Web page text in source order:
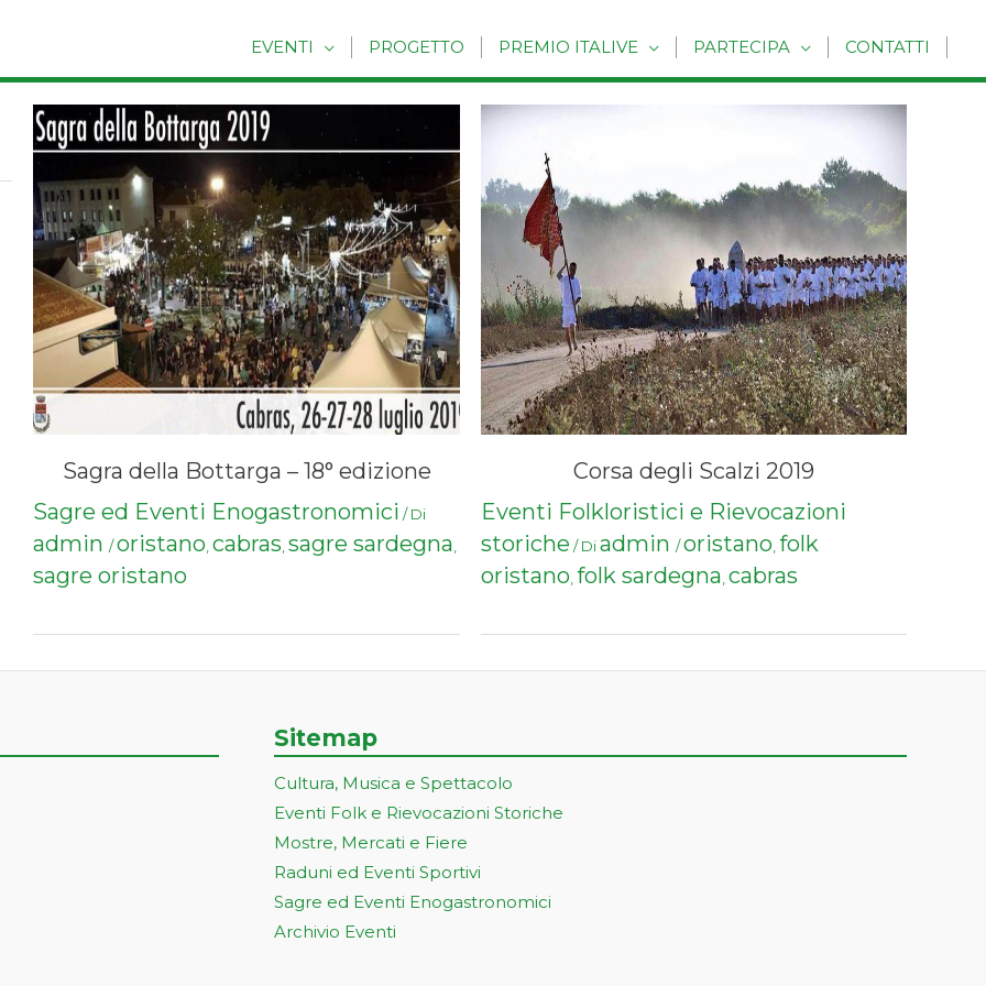
EVENTI PROGETTO PREMIO ITALIVE PARTECIPA CONTATTI
Sagra della Bottarga – 18° edizione
Sagre ed Eventi Enogastronomici / Di
admin /oristano,cabras,sagre sardegna,
sagre oristano
Corsa degli Scalzi 2019
Eventi Folkloristici e Rievocazioni
storiche / Di admin / oristano, folk
oristano, folk sardegna, cabras
Sitemap
Cultura, Musica e Spettacolo
Eventi Folk e Rievocazioni Storiche
Mostre, Mercati e Fiere
Raduni ed Eventi Sportivi
Sagre ed Eventi Enogastronomici
Archivio Eventi